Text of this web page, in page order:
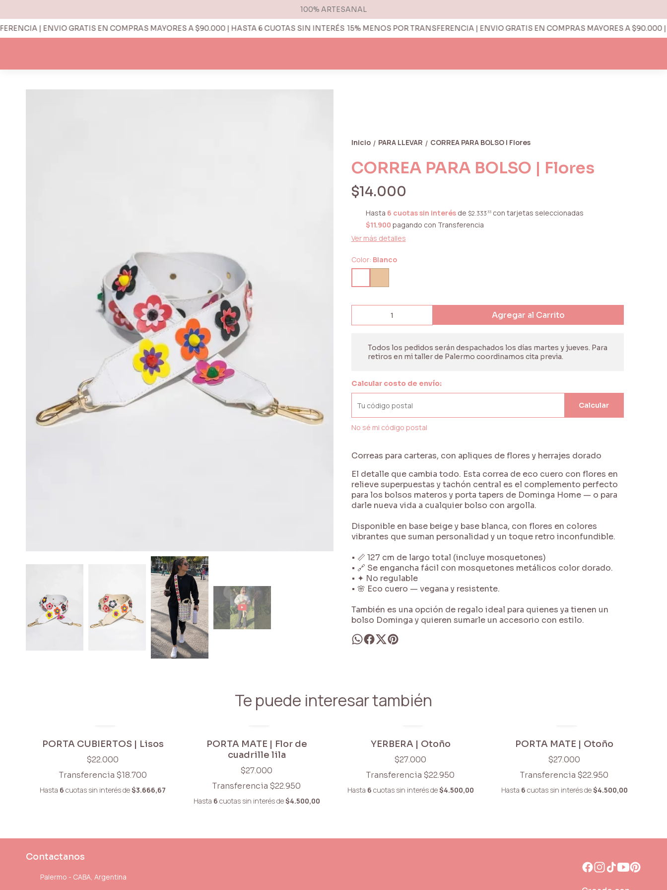
100% ARTESANAL
| ENVIO GRATIS EN COMPRAS MAYORES A $90.000 | HASTA 6 CUOTAS SIN INTERÉS 15% MENOS POR TRANSFERENCIA | ENVIO GRATIS EN COMPRAS MAYORES A $90.000 |
Inicio / PARA LLEVAR / CORREA PARA BOLSO | Flores
CORREA PARA BOLSO | Flores
$14.000
Hasta 6 cuotas sin interésde $2.333 33con tarjetas seleccionadas
$11.900 pagando con Transferencia
Ver más detalles
Color: Blanco
Agregar al Carrito
Todos los pedidos serán despachados los días martes y jueves. Para
retiros en mi taller de Palermo coordinamos cita previa.
Calcular costo de envío:
Calcular
No sé mi código postal
Correas para carteras, con apliques de flores y herrajes dorado
El detalle que cambia todo. Esta correa de eco cuero con flores en
relieve superpuestas y tachón central es el complemento perfecto
para los bolsos materos y porta tapers de Dominga Home — o para
darle nueva vida a cualquier bolso con argolla.
Disponible en base beige y base blanca, con flores en colores
vibrantes que suman personalidad y un toque retro inconfundible.
• 📏 127 cm de largo total (incluye mosquetones)
• 🔗 Se engancha fácil con mosquetones metálicos color dorado.
• ✦ No regulable
• 🌸 Eco cuero — vegana y resistente.
También es una opción de regalo ideal para quienes ya tienen un
bolso Dominga y quieren sumarle un accesorio con estilo.
Te puede interesar también
PORTA CUBIERTOS | Lisos
$22.000
Transferencia $18.700
Hasta 6 cuotas sin interésde$3.666,67
PORTA MATE | Flor de
cuadrille lila
$27.000
Transferencia $22.950
Hasta 6 cuotas sin interésde$4.500,00
YERBERA | Otoño
$27.000
Transferencia $22.950
Hasta 6 cuotas sin interésde$4.500,00
PORTA MATE | Otoño
$27.000
Transferencia $22.950
Hasta 6 cuotas sin interésde$4.500,00
Contactanos
Palermo - CABA, Argentina